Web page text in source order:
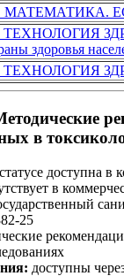
МАТЕМАТИКА.
ТЕХНОЛОГИЯ
здоровья
ТЕХНОЛОГИЯ
в
доступна в
в
25
доступны